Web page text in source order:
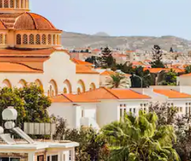
ッチまたはスワイプして検索結果を確認